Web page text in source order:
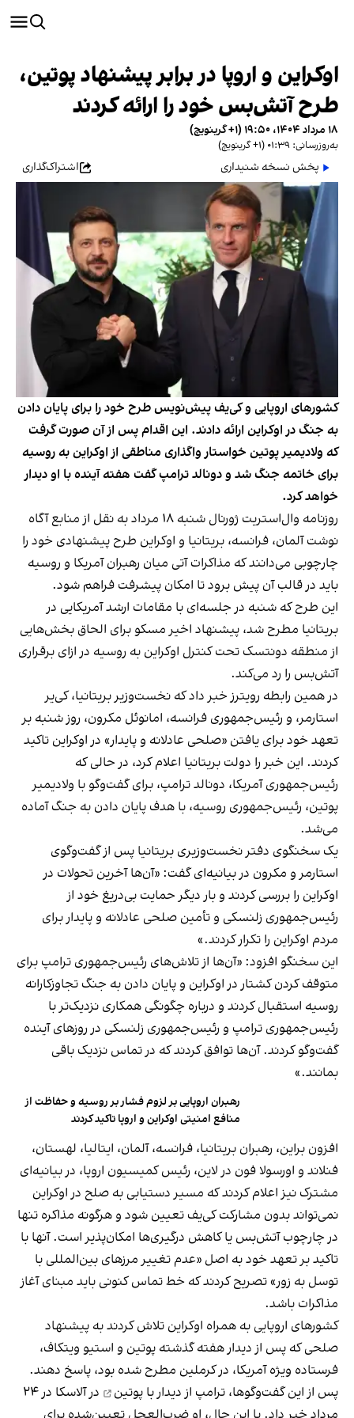
اوکراین و اروپا در برابر پیشنهاد پوتین،
طرح آتش‌بس خود را ارائه کردند
۱۸ مرداد ۱۴۰۴، ۱۹:۵۰ (‎+۱ گرینویچ)
به‌روزرسانی: ۰۱:۳۹ (‎+۱ گرینویچ)
پخش نسخه شنیداری اشتراک‌گذاری
کشورهای اروپایی و کی‌یف پیش‌نویس طرح خود را برای پایان دادن
به جنگ در اوکراین ارائه دادند. این اقدام پس از آن صورت گرفت
که ولادیمیر پوتین خواستار واگذاری مناطقی از اوکراین به روسیه
برای خاتمه جنگ شد و دونالد ترامپ گفت هفته آینده با او دیدار
خواهد کرد.
روزنامه وال‌استریت ژورنال شنبه ۱۸ مرداد به نقل از منابع آگاه
نوشت آلمان، فرانسه، بریتانیا و اوکراین طرح پیشنهادی خود را
چارچوبی می‌دانند که مذاکرات آتی میان رهبران آمریکا و روسیه
باید در قالب آن پیش برود تا امکان پیشرفت فراهم شود.
این طرح که شنبه در جلسه‌ای با مقامات ارشد آمریکایی در
بریتانیا مطرح شد، پیشنهاد اخیر مسکو برای الحاق بخش‌هایی
از منطقه دونتسک تحت کنترل اوکراین به روسیه در ازای برقراری
آتش‌بس را رد می‌کند.
در همین رابطه رویترز خبر داد که نخست‌وزیر بریتانیا، کی‌یر
استارمر، و رئیس‌جمهوری فرانسه، امانوئل مکرون، روز شنبه بر
تعهد خود برای یافتن «صلحی عادلانه و پایدار» در اوکراین تاکید
کردند. این خبر را دولت بریتانیا اعلام کرد، در حالی که
رئیس‌جمهوری آمریکا، دونالد ترامپ، برای گفت‌وگو با ولادیمیر
پوتین، رئیس‌جمهوری روسیه، با هدف پایان دادن به جنگ آماده
می‌شد.
یک سخنگوی دفتر نخست‌وزیری بریتانیا پس از گفت‌وگوی
استارمر و مکرون در بیانیه‌ای گفت: «آن‌ها آخرین تحولات در
اوکراین را بررسی کردند و بار دیگر حمایت بی‌دریغ خود از
رئیس‌جمهوری زلنسکی و تأمین صلحی عادلانه و پایدار برای
مردم اوکراین را تکرار کردند.»
این سخنگو افزود: «آن‌ها از تلاش‌های رئیس‌جمهوری ترامپ برای
متوقف کردن کشتار در اوکراین و پایان دادن به جنگ تجاوزکارانه
روسیه استقبال کردند و درباره چگونگی همکاری نزدیک‌تر با
رئیس‌جمهوری ترامپ و رئیس‌جمهوری زلنسکی در روزهای آینده
گفت‌وگو کردند. آن‌ها توافق کردند که در تماس نزدیک باقی
بمانند.»
رهبران اروپایی بر لزوم فشار بر روسیه و حفاظت از
منافع امنیتی اوکراین و اروپا تاکید کردند
افزون براین، رهبران بریتانیا، فرانسه، آلمان، ایتالیا، لهستان،
فنلاند و اورسولا فون در لاین، رئیس کمیسیون اروپا، در بیانیه‌ای
مشترک نیز اعلام کردند که مسیر دستیابی به صلح در اوکراین
نمی‌تواند بدون مشارکت کی‌یف تعیین شود و هرگونه مذاکره تنها
در چارچوب آتش‌بس یا کاهش درگیری‌ها امکان‌پذیر است. آنها با
تاکید بر تعهد خود به اصل «عدم تغییر مرزهای بین‌المللی با
توسل به زور» تصریح کردند که خط تماس کنونی باید مبنای آغاز
مذاکرات باشد.
کشورهای اروپایی به همراه اوکراین تلاش کردند به پیشنهاد
صلحی که پس از دیدار هفته گذشته پوتین و استیو ویتکاف،
فرستاده ویژه آمریکا، در کرملین مطرح شده بود، پاسخ دهند.
پس از این گفت‌وگوها، ترامپ ازدیدار با پوتین
در آلاسکا در ۲۴